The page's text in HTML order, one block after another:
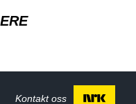
Kontakt oss